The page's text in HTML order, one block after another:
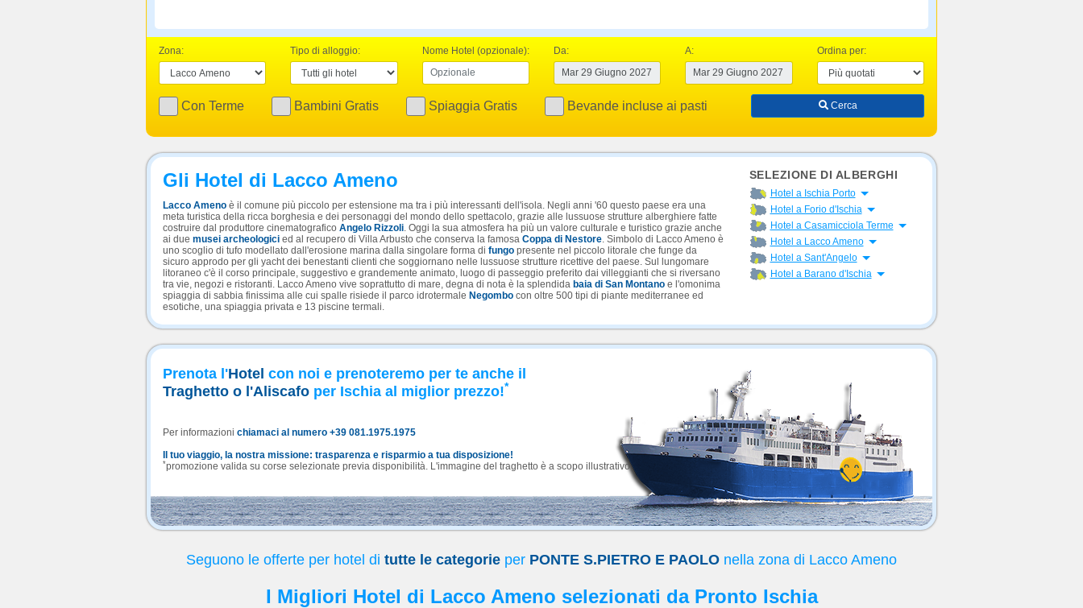
Zona: Tipo di alloggio: Nome Hotel (opzionale): Da: A: Ordina per:
Con Terme Bambini Gratis Spiaggia Gratis Bevande incluse ai pasti Cerca
Gli Hotel di Lacco Ameno
Lacco Ameno è il comune più piccolo per estensione ma tra i più interessanti dell'isola. Negli anni '60 questo paese era una
meta turistica della ricca borghesia e dei personaggi del mondo dello spettacolo, grazie alle lussuose strutture alberghiere fatte
costruire dal produttore cinematografico Angelo Rizzoli. Oggi la sua atmosfera ha più un valore culturale e turistico grazie anche
ai due musei archeologici ed al recupero di Villa Arbusto che conserva la famosa Coppa di Nestore. Simbolo di Lacco Ameno è
uno scoglio di tufo modellato dall'erosione marina dalla singolare forma di fungo presente nel piccolo litorale che funge da
sicuro approdo per gli yacht dei benestanti clienti che soggiornano nelle lussuose strutture ricettive del paese. Sul lungomare
litoraneo c'è il corso principale, suggestivo e grandemente animato, luogo di passeggio preferito dai villeggianti che si riversano
tra vie, negozi e ristoranti. Lacco Ameno vive soprattutto di mare, degna di nota è la splendida baia di San Montano e l'omonima
spiaggia di sabbia finissima alle cui spalle risiede il parco idrotermale Negombo con oltre 500 tipi di piante mediterranee ed
esotiche, una spiaggia privata e 13 piscine termali.
SELEZIONE DI ALBERGHI
Hotel a Ischia Porto Apri menu
Hotel a Forio d'Ischia Apri menu
Hotel a Casamicciola Terme Apri menu
Hotel a Lacco Ameno Apri menu
Hotel a Sant'Angelo Apri menu
Hotel a Barano d'Ischia Apri menu
Prenota l'Hotel con noi e prenoteremo per te anche il
Traghetto o l'Aliscafo per Ischia al miglior prezzo!*
Per informazioni chiamaci al numero +39 081.1975.1975
Il tuo viaggio, la nostra missione: trasparenza e risparmio a tua disposizione!
*promozione valida su corse selezionate previa disponibilità. L'immagine del traghetto è a scopo illustrativo.
Seguono le offerte per hotel di tutte le categorie per PONTE S.PIETRO E PAOLO nella zona di Lacco Ameno
I Migliori Hotel di Lacco Ameno selezionati da Pronto Ischia